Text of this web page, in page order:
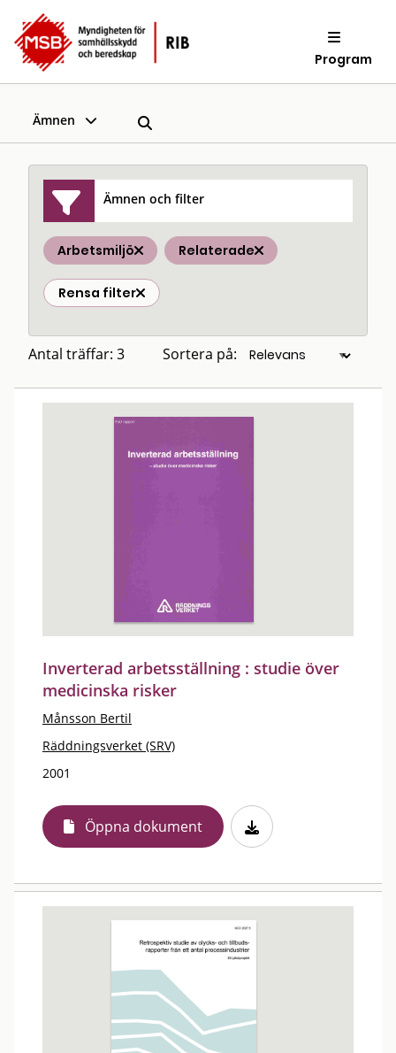
Program
Ämnen
Ämnen och filter
Arbetsmiljö Relaterade
Rensa filter
Antal träffar: 3 Sortera på:
Inverterad arbetsställning : studie över
medicinska risker
Månsson Bertil
Räddningsverket (SRV)
2001
Öppna dokument